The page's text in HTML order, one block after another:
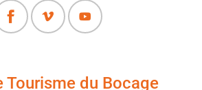
Tourisme du Bocage